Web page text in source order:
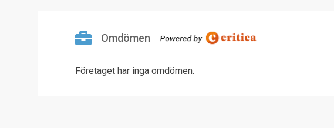
Omdömen
Företaget har inga omdömen.